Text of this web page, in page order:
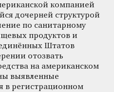
компанией
дочерней структурой
по санитарному
продуктов и
Штатов
отозвать
на американском
выявленные
в регистрационном